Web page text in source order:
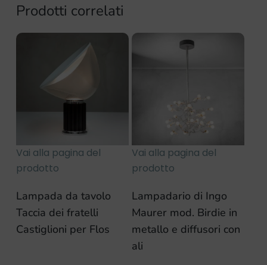
Prodotti correlati
Vai alla pagina del
prodotto
Lampada da tavolo
Taccia dei fratelli
Castiglioni per Flos
Vai alla pagina del
prodotto
Lampadario di Ingo
Maurer mod. Birdie in
metallo e diffusori con
ali